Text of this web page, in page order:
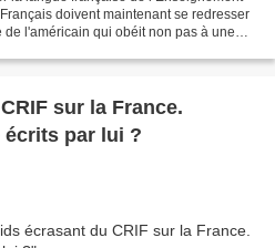
doivent maintenant se redresser
l'américain qui obéit non pas à une
sur la France.
écrits par lui ?